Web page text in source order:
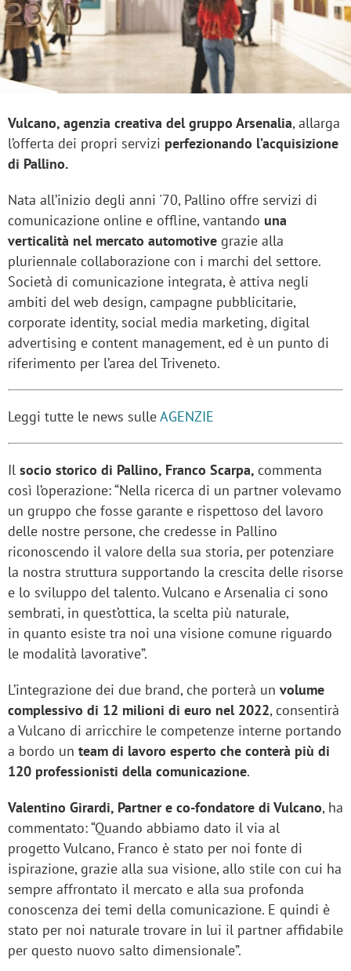
Vulcano, agenzia creativa del gruppo Arsenalia, allarga
l’offerta dei propri servizi perfezionando l’acquisizione
di Pallino.
Nata all’inizio degli anni '70, Pallino offre servizi di
comunicazione online e offline, vantando una
verticalità nel mercato automotive grazie alla
pluriennale collaborazione con i marchi del settore.
Società di comunicazione integrata, è attiva negli
ambiti del web design, campagne pubblicitarie,
corporate identity, social media marketing, digital
advertising e content management, ed è un punto di
riferimento per l’area del Triveneto.
Leggi tutte le news sulleAGENZIE
Il socio storico di Pallino, Franco Scarpa, commenta
così l’operazione: “Nella ricerca di un partner volevamo
un gruppo che fosse garante e rispettoso del lavoro
delle nostre persone, che credesse in Pallino
riconoscendo il valore della sua storia, per potenziare
la nostra struttura supportando la crescita delle risorse
e lo sviluppo del talento. Vulcano e Arsenalia ci sono
sembrati, in quest’ottica, la scelta più naturale,
in quanto esiste tra noi una visione comune riguardo
le modalità lavorative”.
L’integrazione dei due brand, che porterà un volume
complessivo di 12 milioni di euro nel 2022, consentirà
a Vulcano di arricchire le competenze interne portando
a bordo un team di lavoro esperto che conterà più di
120 professionisti della comunicazione.
Valentino Girardi, Partner e co-fondatore di Vulcano, ha
commentato: “Quando abbiamo dato il via al
progetto Vulcano, Franco è stato per noi fonte di
ispirazione, grazie alla sua visione, allo stile con cui ha
sempre affrontato il mercato e alla sua profonda
conoscenza dei temi della comunicazione. E quindi è
stato per noi naturale trovare in lui il partner affidabile
per questo nuovo salto dimensionale”.